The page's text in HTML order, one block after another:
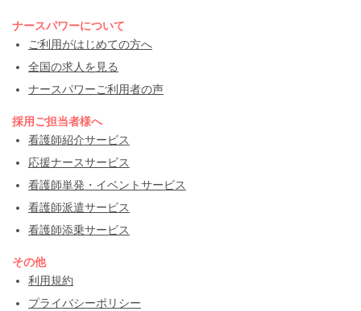
ナースパワーについて
ご利用がはじめての方へ
全国の求人を見る
ナースパワーご利用者の声
採用ご担当者様へ
看護師紹介サービス
応援ナースサービス
看護師単発・イベントサービス
看護師派遣サービス
看護師添乗サービス
その他
利用規約
プライバシーポリシー